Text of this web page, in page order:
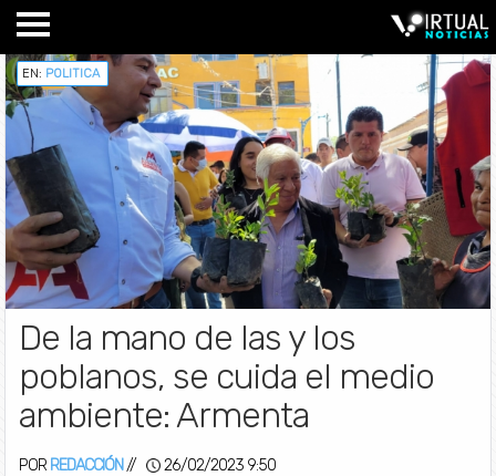
EN: POLITICA
De la mano de las y los
poblanos, se cuida el medio
ambiente: Armenta
POR REDACCIÓN // 26/02/2023 9:50